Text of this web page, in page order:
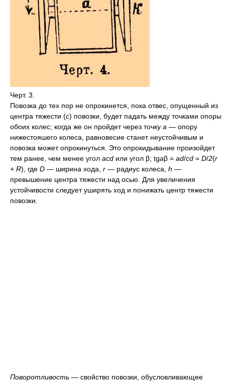
Черт. 3.
Повозка до тех пор не опрокинется, пока отвес, опущенный из
центра тяжести (с) повозки, будет падать между точками опоры
обоих колес; когда же он пройдет через точку а — опору
нижестояшего колеса, равновесие станет неустойчивым и
повозка может опрокинуться. Это опрокидывание произойдет
тем ранее, чем менее угол acd или угол β; tgaβ = ad/cd = D/2(r
+ R), где D — ширина хода, r — радиус колеса, h —
превышение центра тяжести над осью. Для увеличения
устойчивости следует уширять ход и понижать центр тяжести
повозки.
Поворотливость — свойство повозки, обусловливающее